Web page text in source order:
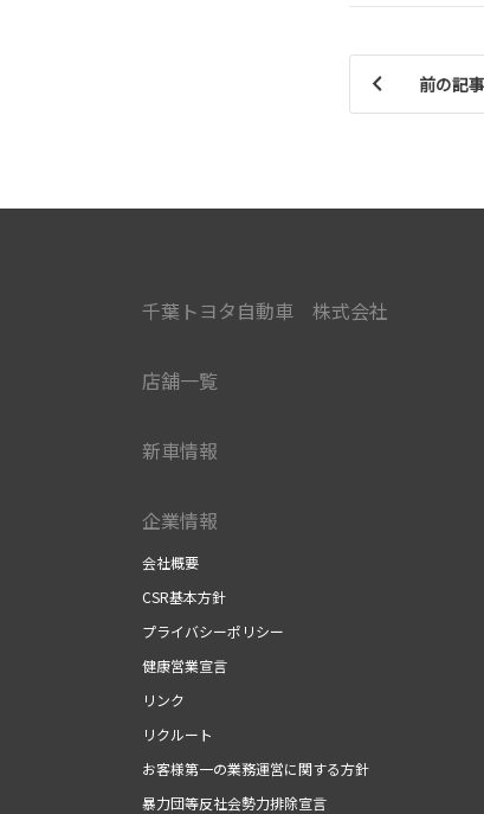
前の記
千葉トヨタ自動車 株式会社
店舗一覧
新車情報
企業情報
会社概要
CSR基本方針
プライバシーポリシー
健康営業宣言
リンク
リクルート
お客様第一の業務運営に関する方針
暴力団等反社会勢力排除宣言